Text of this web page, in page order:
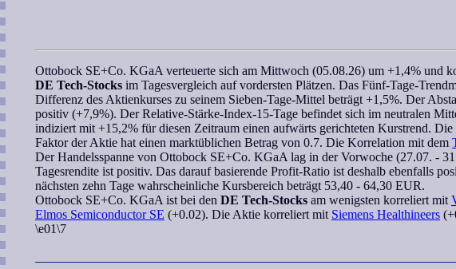
Ottobock SE+Co. KGaA verteuerte sich am Mittwoch (05.08.26) um +1,4% und
DE Tech-Stocks im Tagesvergleich auf vordersten Plätzen. Das Fünf-Tage-
Differenz des Aktienkurses zu seinem Sieben-Tage-Mittel beträgt +1,5%. Der
positiv (+7,9%). DerRelative-Stärke-Index-15-Tage befindet sich im neutralen
indiziert mit +15,2% für diesen Zeitraum einen aufwärts gerichteten Kurstrend.
Faktorder Aktie hat einen marktüblichen Betrag von 0.7. Die Korrelation mit dem
Der Handelsspanne von Ottobock SE+Co. KGaA lag in der Vorwoche (27.07. -
Tagesrendite ist positiv. Das darauf basierende Profit-Ratio ist deshalb ebenfalls
nächsten zehn Tage wahrscheinliche Kursbereich beträgt 53,40 - 64,30 EUR.
Ottobock SE+Co. KGaA ist bei den DE Tech-Stocks am wenigsten korreliert mit
Elmos Semiconductor SE (+0.02). Die Aktie korreliert mit Siemens Healthineers
\e01\7